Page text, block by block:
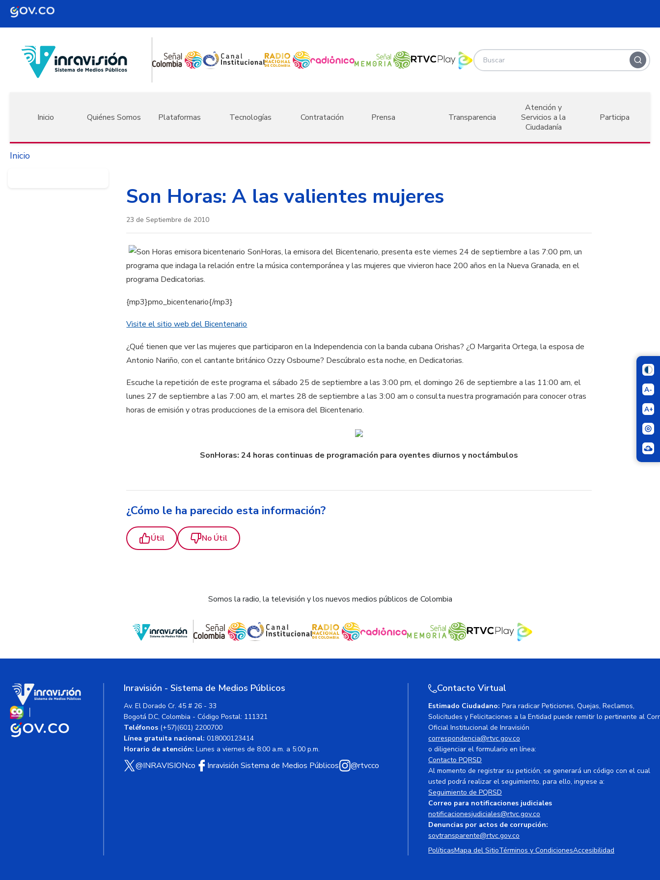
Pasar al contenido principal
Inicio Quiénes Somos Plataformas Tecnologías Contratación Prensa Transparencia
Atención y
Servicios a la
Ciudadanía
Participa
A-
A+
Inicio
Son Horas: A las valientes mujeres
23 de Septiembre de 2010
SonHoras, la emisora del Bicentenario, presenta este viernes 24 de septiembre a las 7:00 pm, un
programa que indaga la relación entre la música contemporánea y las mujeres que vivieron hace 200 años en la Nueva Granada, en el
programa Dedicatorias.
{mp3}pmo_bicentenario{/mp3}
Visite el sitio web del Bicentenario
¿Qué tienen que ver las mujeres que participaron en la Independencia con la banda cubana Orishas? ¿O Margarita Ortega, la esposa de
Antonio Nariño, con el cantante británico Ozzy Osbourne? Descúbralo esta noche, en Dedicatorias.
Escuche la repetición de este programa el sábado 25 de septiembre a las 3:00 pm, el domingo 26 de septiembre a las 11:00 am, el
lunes 27 de septiembre a las 7:00 am, el martes 28 de septiembre a las 3:00 am o consulta nuestra programación para conocer otras
horas de emisión y otras producciones de la emisora del Bicentenario.
SonHoras: 24 horas continuas de programación para oyentes diurnos y noctámbulos
¿Cómo le ha parecido esta información?
Útil No Útil
Somos la radio, la televisión y los nuevos medios públicos de Colombia
Inravisión - Sistema de Medios Públicos
Av. El Dorado Cr. 45 # 26 - 33
Bogotá D.C, Colombia - Código Postal: 111321
Teléfonos (+57)(601) 2200700
Línea gratuita nacional: 018000123414
Horario de atención: Lunes a viernes de 8:00 a.m. a 5:00 p.m.
@INRAVISIONco Inravisión Sistema de Medios Públicos @rtvcco
Contacto Virtual
Estimado Ciudadano: Para radicar Peticiones, Quejas, Reclamos,
Solicitudes y Felicitaciones a la Entidad puede remitir lo pertinente al
Oficial Institucional de Inravisión
correspondencia@rtvc.gov.co
o diligenciar el formulario en línea:
Contacto PQRSD
Al momento de registrar su petición, se generará un código con el cual
usted podrá realizar el seguimiento, para ello, ingrese a:
Seguimiento de PQRSD
Correo para notificaciones judiciales
notificacionesjudiciales@rtvc.gov.co
Denuncias por actos de corrupción:
soytransparente@rtvc.gov.co
PolíticasMapa del SitioTérminos y CondicionesAccesibilidad